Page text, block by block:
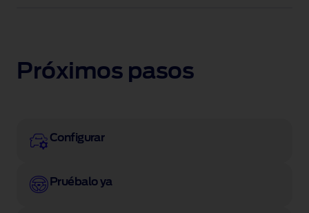
Próximos pasos
Configurar
Pruébalo ya